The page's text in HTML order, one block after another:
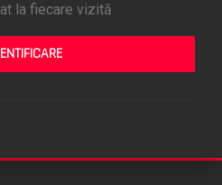
la fiecare vizită